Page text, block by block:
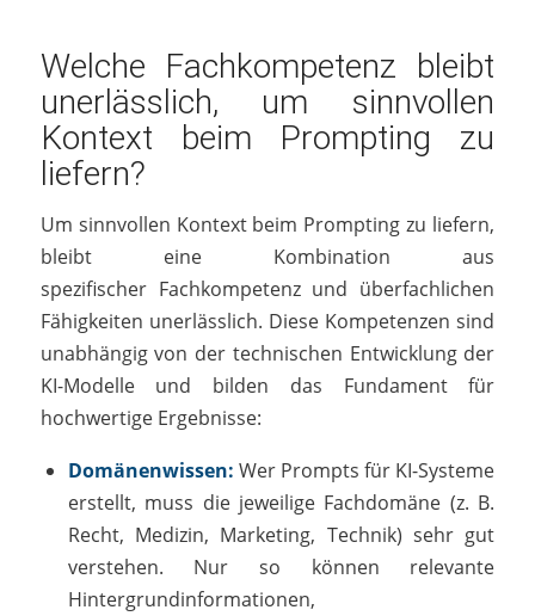
Welche Fachkompetenz bleibt
unerlässlich, um sinnvollen
Kontext beim Prompting zu
liefern?
Um sinnvollen Kontext beim Prompting zu liefern,
bleibt eine Kombination aus
spezifischer Fachkompetenz und überfachlichen
Fähigkeiten unerlässlich. Diese Kompetenzen sind
unabhängig von der technischen Entwicklung der
KI-Modelle und bilden das Fundament für
hochwertige Ergebnisse:
Domänenwissen: Wer Prompts für KI-Systeme
erstellt, muss die jeweilige Fachdomäne (z. B.
Recht, Medizin, Marketing, Technik) sehr gut
verstehen. Nur so können relevante
Hintergrundinformationen,